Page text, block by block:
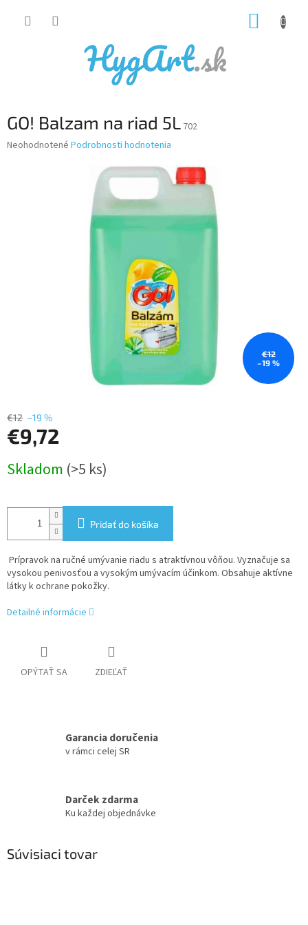
GO! Balzam na riad 5L 702
Priemerné
Neohodnotené Podrobnosti hodnotenia
€12
–19 %
€12 –19 %
€9,72
cena:
Skladom (>5 ks)
Pridať do košíka
Prípravok na ručné umývanie riadu s atraktívnou vôňou. Vyznačuje sa
vysokou penivosťou a vysokým umývacím účinkom. Obsahuje aktívne
látky k ochrane pokožky.
Detailné informácie
OPÝTAŤ SA ZDIEĽAŤ
Garancia doručenia
v rámci celej SR
Darček zdarma
Ku každej objednávke
Súvisiaci tovar